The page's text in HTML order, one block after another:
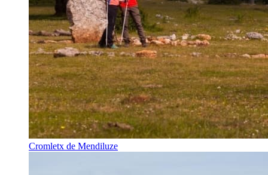
Cromletx de Mendiluze